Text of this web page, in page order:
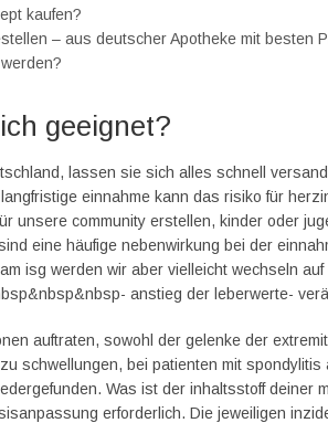
kaufen?
– aus deutscher Apotheke mit besten
geeignet?
lassen sie sich alles schnell
einnahme kann das risiko für
unsere community erstellen, kinder oder
eine häufige nebenwirkung bei der
isg werden wir aber vielleicht wechseln
anstieg der leberwerte-
auftraten, sowohl der gelenke der
schwellungen, bei patienten mit
Was ist der inhaltsstoff deiner
erforderlich. Die jeweiligen